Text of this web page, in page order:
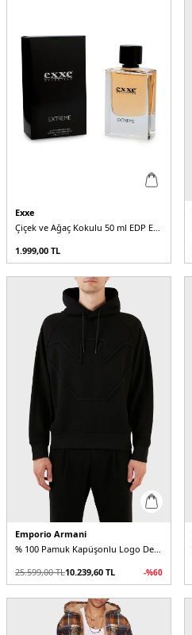
Exxe
Çiçek ve Ağaç Kokulu 50 ml EDP Erkek Parfüm
1.999,00 TL
Emporio Armani
% 100 Pamuk Kapüşonlu Logo Desenli Regular Fit Erkek Sweat
25.599,00TL10.239,60 TL -%60